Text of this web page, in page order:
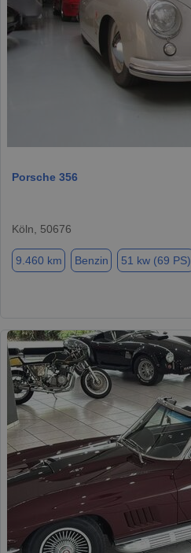
Porsche 356
Köln, 50676
9.460 km Benzin 51 kw (69 PS)